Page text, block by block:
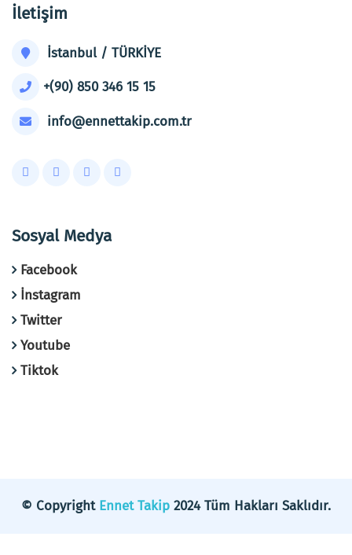
İletişim
İstanbul / TÜRKİYE
+(90) 850 346 15 15
info@ennettakip.com.tr
Sosyal Medya
Facebook
İnstagram
Twitter
Youtube
Tiktok
© Copyright Ennet Takip 2024 Tüm Hakları Saklıdır.